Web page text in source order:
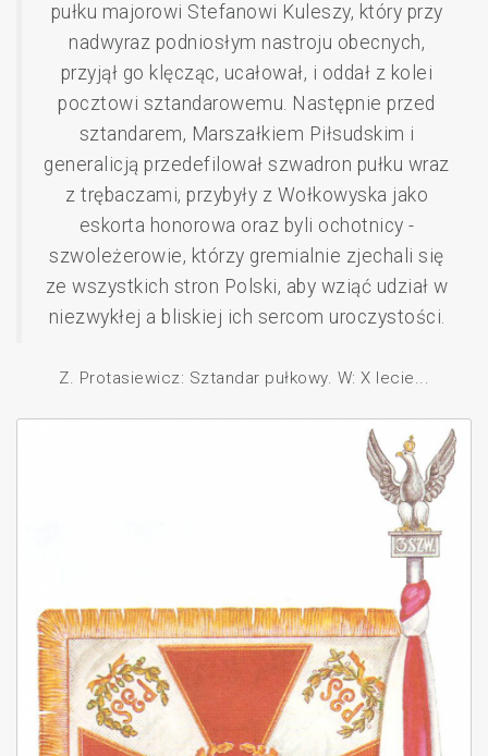
pułku majorowi Stefanowi Kuleszy, który przy
nadwyraz podniosłym nastroju obecnych,
przyjął go klęcząc, ucałował, i oddał z kolei
pocztowi sztandarowemu. Następnie przed
sztandarem, Marszałkiem Piłsudskim i
generalicją przedefilował szwadron pułku wraz
z trębaczami, przybyły z Wołkowyska jako
eskorta honorowa oraz byli ochotnicy -
szwoleżerowie, którzy gremialnie zjechali się
ze wszystkich stron Polski, aby wziąć udział w
niezwykłej a bliskiej ich sercom uroczystości.
Z. Protasiewicz: Sztandar pułkowy. W: X lecie...